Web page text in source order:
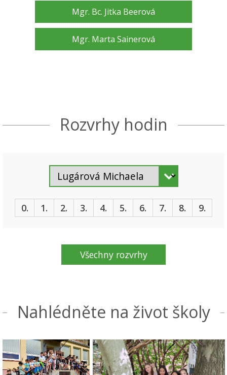
Mgr. Bc. Jitka Beerová
Mgr. Marta Sainerová
Rozvrhy hodin
0. 1. 2. 3. 4. 5. 6. 7. 8. 9.
Všechny rozvrhy
Nahlédněte na život školy